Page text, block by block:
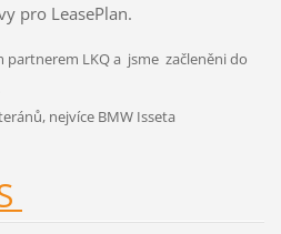
pro LeasePlan.
partnerem LKQ a jsme začleněni do
nejvíce BMW Isseta